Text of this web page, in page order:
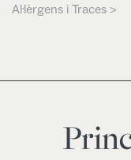
Al·lèrgens i Traces >